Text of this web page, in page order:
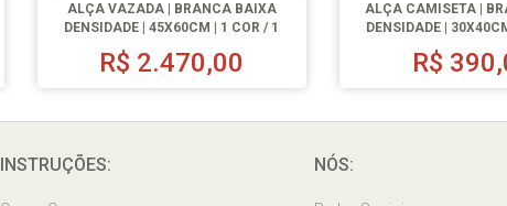
ALÇA VAZADA | BRANCA BAIXA
DENSIDADE | 45X60CM | 1 COR / 1
LADO | 1000 UN.
R$ 2.470,00
ALÇA CAMISETA |
DENSIDADE |
LADO | 500
R$
INSTRUÇÕES: NÓS: